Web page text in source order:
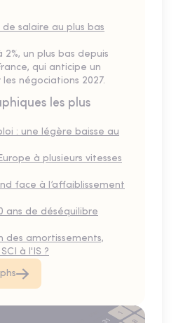
salaire au plus bas
2%, un plus bas depuis
qui anticipe un
négociations 2027.
les plus
: une légère baisse au
à plusieurs vitesses
face à l’affaiblissement
ans de déséquilibre
des amortissements,
à l'IS ?